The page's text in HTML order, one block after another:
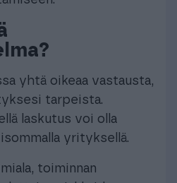
yhtä oikeaa vastausta,
tarpeista.
laskutus voi olla
yrityksellä.
toiminnan